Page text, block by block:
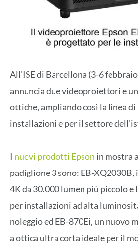
All’ISE di Barcellona (3-6
annuncia due videoproiettori e
ottiche, ampliando così la linea
installazioni e per il settore
I nuovi prodotti Epson in mostra
padiglione 3 sono: EB-
4K da 30.000 lumen più piccolo e
per installazioni ad alta
noleggio ed EB-870Ei, un nuovo
a ottica ultra corta ideale per il